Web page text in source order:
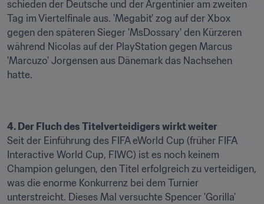
schieden der Deutsche und der Argentinier am zweiten
Tag im Viertelfinale aus. 'Megabit' zog auf der Xbox
gegen den späteren Sieger 'MsDossary' den Kürzeren
während Nicolas auf der PlayStation gegen Marcus
'Marcuzo' Jorgensen aus Dänemark das Nachsehen
hatte.
4. Der Fluch des Titelverteidigers wirkt weiter
Seit der Einführung des FIFA eWorld Cup (früher FIFA
Interactive World Cup, FIWC) ist es noch keinem
Champion gelungen, den Titel erfolgreich zu verteidigen,
was die enorme Konkurrenz bei dem Turnier
unterstreicht. Dieses Mal versuchte Spencer 'Gorilla'